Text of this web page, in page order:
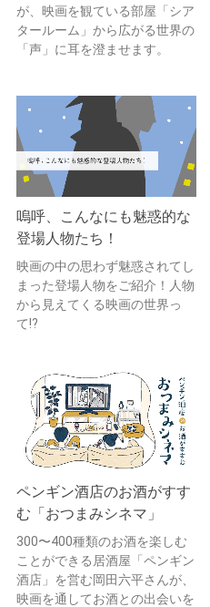
が、映画を観ている部屋「シア
タールーム」から広がる世界の
「声」に耳を澄ませます。
嗚呼、こんなにも魅惑的な
登場人物たち！
映画の中の思わず魅惑されてし
まった登場人物をご紹介！人物
から見えてくる映画の世界っ
て!?
ペンギン酒店のお酒がすす
む「おつまみシネマ」
300〜400種類のお酒を楽しむ
ことができる居酒屋「ペンギン
酒店」を営む岡田六平さんが、
映画を通してお酒との出会いを